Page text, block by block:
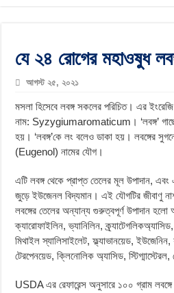
যে ২৪ রোগের মহাওষুধ
আগস্ট ২৫, ২০২১
মসলা হিসেবে লবঙ্গ সকলের পরিচিত। এর
নাম: Syzygiumaromaticum। ‘লবঙ্গ’
হয়। ‘লবঙ্গ’কে লং বলেও ডাকা হয়। লবঙ্গের
(Eugenol) নামের যৌগ।
এটি লবঙ্গ থেকে প্রাপ্ত তেলের মূল উপাদান,
জুড়ে ইউজেনল বিদ্যমান। এই যৌগটির জীবাণু
লবঙ্গের তেলের অন্যান্য গুরুত্বপূর্ণ উপাদান হলো
ক্যারোফাইলিন, ভ্যানিলিন,
মিথাইল স্যালিসাইলেট, ফ্ল্যাভানয়েড, ইউজেনিন,
টেরপেনয়েড, ক্লিনোলিক অ্যাসিড, স্টিগ্মাস্টেরল,
USDA এর রেফারেন্স অনুসারে ১০০ গ্রাম